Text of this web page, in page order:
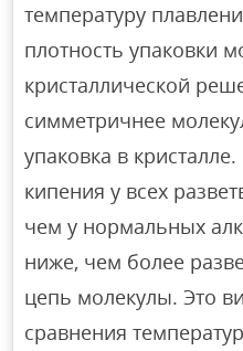
температуру
плотность упаковки
кристаллической
симметричнее
упаковка в
кипения у всех
чем у нормальных
ниже, чем более
цепь молекулы. Это
сравнения